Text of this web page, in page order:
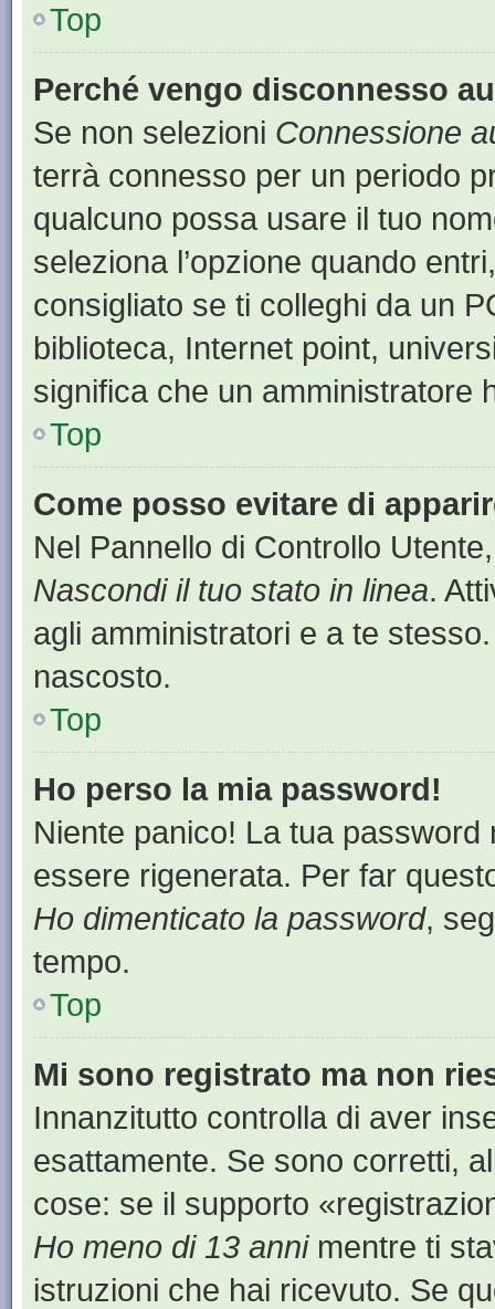
Top
Perché vengo disconnesso
Se non selezioni Connessione
terrà connesso per un periodo
qualcuno possa usare il tuo
seleziona l’opzione quando
consigliato se ti colleghi da un
biblioteca, Internet point,
significa che un amministratore
Top
Come posso evitare di
Nel Pannello di Controllo
Nascondi il tuo stato in linea.
agli amministratori e a te
nascosto.
Top
Ho perso la mia password!
Niente panico! La tua
essere rigenerata. Per far
Ho dimenticato la password,
tempo.
Top
Mi sono registrato ma non
Innanzitutto controlla di aver
esattamente. Se sono corretti,
cose: se il supporto
Ho meno di 13 annimentre ti
istruzioni che hai ricevuto. Se